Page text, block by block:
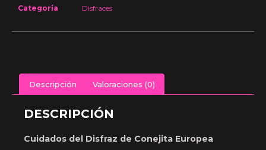
Categoría
Disfraces
Descripción Valoraciones (0)
DESCRIPCIÓN
Cuidados del Disfraz de Conejita Europea